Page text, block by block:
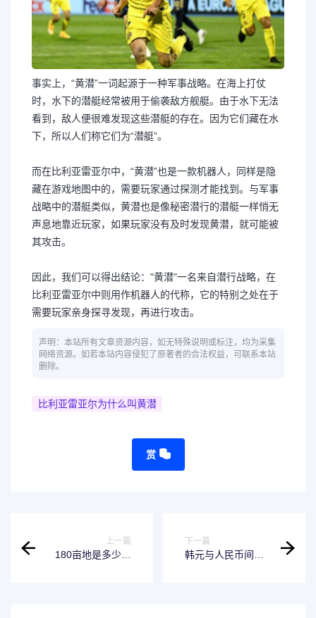
事实上，“黄潜”一词起源于一种军事战略。在海上打仗
时，水下的潜艇经常被用于偷袭敌方舰艇。由于水下无法
看到，敌人便很难发现这些潜艇的存在。因为它们藏在水
下，所以人们称它们为“潜艇”。
而在比利亚雷亚尔中，“黄潜”也是一款机器人，同样是隐
藏在游戏地图中的，需要玩家通过探测才能找到。与军事
战略中的潜艇类似，黄潜也是像秘密潜行的潜艇一样悄无
声息地靠近玩家，如果玩家没有及时发现黄潜，就可能被
其攻击。
因此，我们可以得出结论："黄潜"一名来自潜行战略，在
比利亚雷亚尔中则用作机器人的代称，它的特别之处在于
需要玩家亲身探寻发现，再进行攻击。
声明：本站所有文章资源内容，如无特殊说明或标注，均为采集
网络资源。如若本站内容侵犯了原著者的合法权益，可联系本站
删除。
比利亚雷亚尔为什么叫黄潜
赏
上一篇
180亩地是多少平
下一篇
韩元与人民币间的